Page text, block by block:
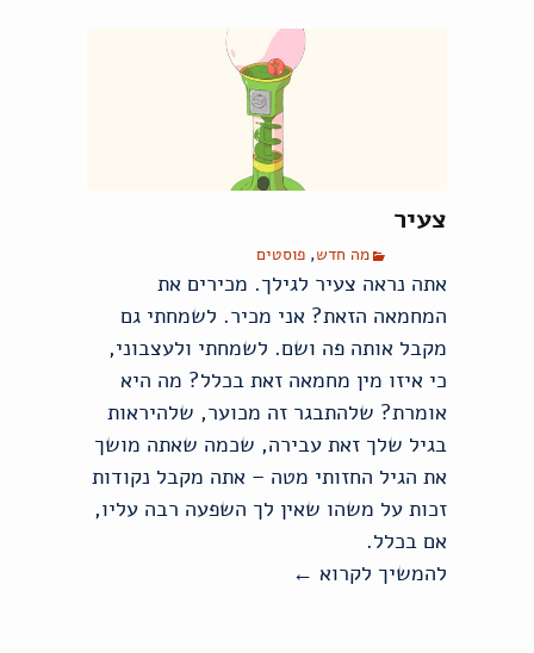
צעיר
מה חדש, פוסטים
אתה נראה צעיר לגילך. מכירים את
המחמאה הזאת? אני מכיר. לשמחתי גם
מקבל אותה פה ושם. לשמחתי ולעצבוני,
כי איזו מין מחמאה זאת בכלל? מה היא
אומרת? שלהתבגר זה מכוער, שלהיראות
בגיל שלך זאת עבירה, שכמה שאתה מושך
את הגיל החזותי מטה – אתה מקבל נקודות
זכות על משהו שאין לך השפעה רבה עליו,
אם בכלל.
להמשיך לקרוא צעיר
←